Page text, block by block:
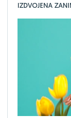
IZDVOJENA